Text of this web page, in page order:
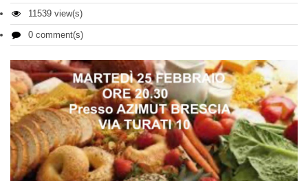
11539 view(s)
0 comment(s)